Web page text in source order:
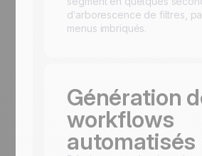
d’arborescence de filtres,
menus imbriqués.
Génération
workflows
automatisés